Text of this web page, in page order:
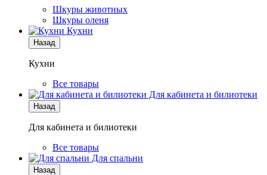
Шкуры животных
Шкуры оленя
Кухни
Назад
Кухни
Все товары
Для кабинета и билиотеки
Назад
Для кабинета и билиотеки
Все товары
Для спальни
Назад